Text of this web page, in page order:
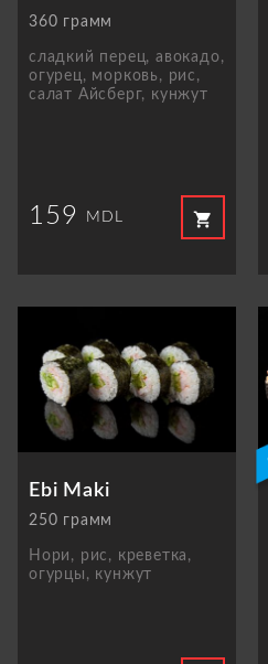
360 грамм
сладкий перец, авокадо,
огурец, морковь, рис,
салат Aйсберг, кунжут
159 MDL shopping_cart
Ebi Maki
250 грамм
Нори, рис, креветка,
огурцы, кунжут